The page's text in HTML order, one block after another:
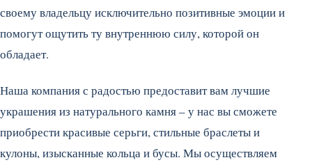
своему владельцу исключительно позитивные эмоции и
помогут ощутить ту внутреннюю силу, которой он
обладает.
Наша компания с радостью предоставит вам лучшие
украшения из натурального камня – у нас вы сможете
приобрести красивые серьги, стильные браслеты и
кулоны, изысканные кольца и бусы. Мы осуществляем